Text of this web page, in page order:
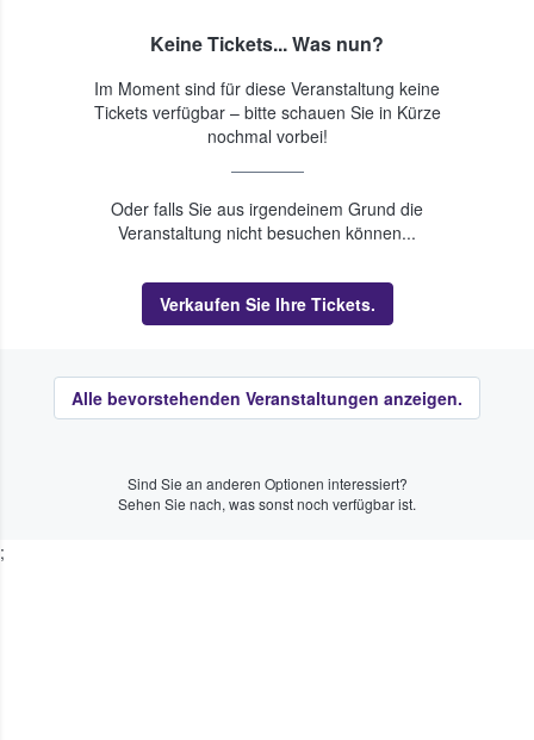
Keine Tickets... Was nun?
Im Moment sind für diese Veranstaltung keine
Tickets verfügbar – bitte schauen Sie in Kürze
nochmal vorbei!
Oder falls Sie aus irgendeinem Grund die
Veranstaltung nicht besuchen können...
Verkaufen Sie Ihre Tickets.
Alle bevorstehenden Veranstaltungen anzeigen.
Sind Sie an anderen Optionen interessiert?
Sehen Sie nach, was sonst noch verfügbar ist.
;